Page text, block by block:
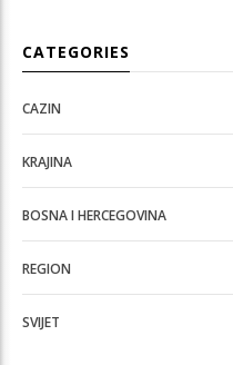
CATEGORIES
CAZIN
KRAJINA
BOSNA I HERCEGOVINA
REGION
SVIJET